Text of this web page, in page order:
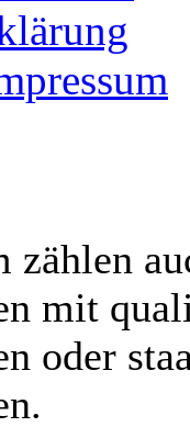
zählen
mit
oder